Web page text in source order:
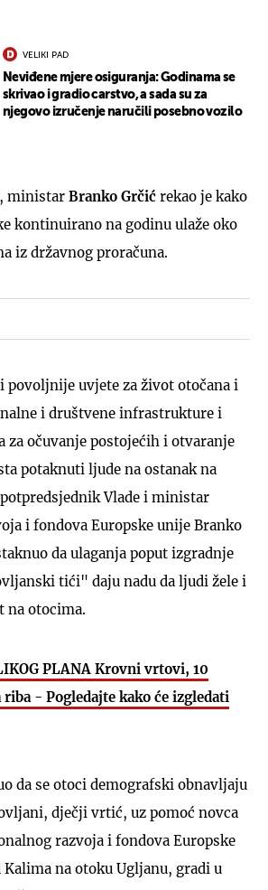
VELIKI PAD
Neviđene mjere osiguranja: Godinama se
skrivao i gradio carstvo, a sada su za
njegovo izručenje naručili posebno vozilo
ministar Branko Grčić rekao je kako
kontinuirano na godinu ulaže oko
iz državnog proračuna.
uvjete za život otočana i
i društvene infrastrukture i
za očuvanje postojećih i otvaranje
potaknuti ljude na ostanak na
Vlade i ministar
i fondova Europske unije Branko
da ulaganja poput izgradnje
tići" daju nadu da ljudi žele i
na otocima.
PLANA Krovni vrtovi, 10
riba - Pogledajte kako će izgledati
da se otoci demografski obnavljaju
dječji vrtić, uz pomoć novca
razvoja i fondova Europske
na otoku Ugljanu, gradi u